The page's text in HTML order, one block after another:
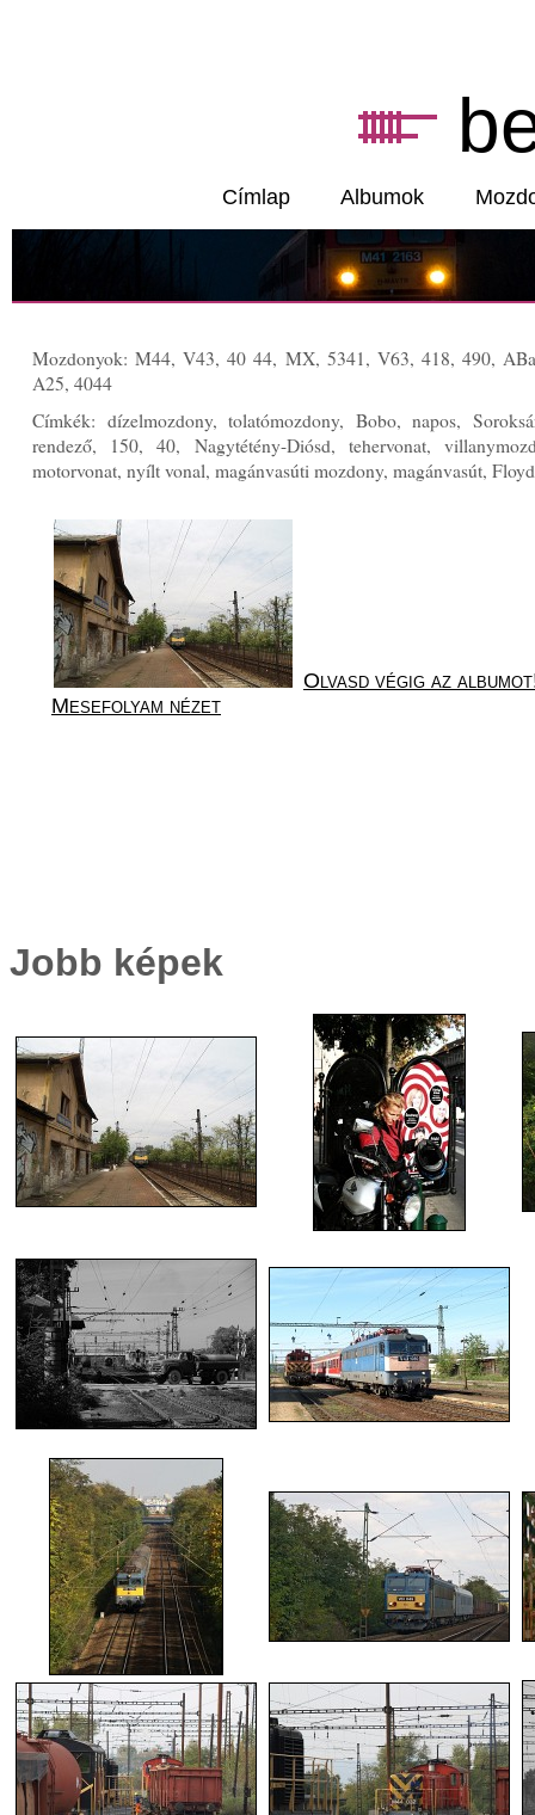
Címlap Albumok
Mozdonyok: M44, V43, 40 44, MX, 5341, V63, 418, 490,
A25, 4044
Címkék: dízelmozdony, tolatómozdony, Bobo, napos,
rendező, 150, 40, Nagytétény-Diósd, tehervonat,
motorvonat, nyílt vonal, magánvasúti mozdony, magánvasút,
Olvasd végig az
Mesefolyam nézet
Jobb képek